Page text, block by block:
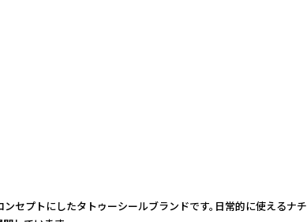
セプトにしたタトゥーシールブランドです。日常的に使えるナチ